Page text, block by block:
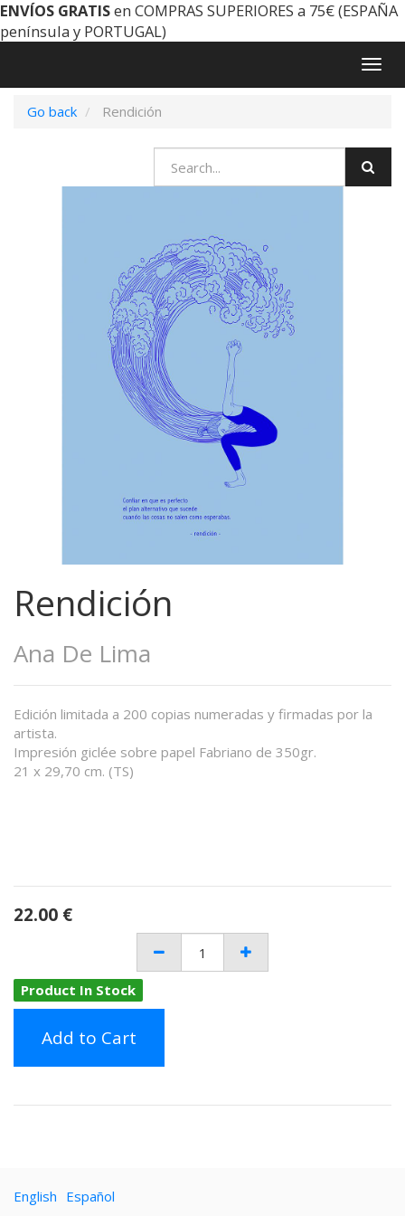
ENVÍOS GRATISen COMPRAS SUPERIORES a 75€ (ESPAÑA
península y PORTUGAL)
Go back
Rendición
Rendición
Ana De Lima
Edición limitada a 200 copias numeradas y firmadas por la
artista.
Impresión giclée sobre papel Fabriano de 350gr.
21 x 29,70 cm. (TS)
22.00 €
Product In Stock
Add to Cart
English Español